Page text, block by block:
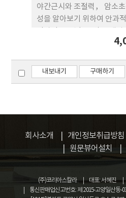
통해 대학생들의 안경착용에
보다 좌우가 작고, 광학중심
다는 것을 알 수 있었다. 현
가 긴 안경의 추세를 볼 때
한 관점에서 안경사는 어떠
어야 소비자의 만족도를 높
야간근시와 조절력， 암소
성을 알아보기 위하여 안과
Mesotest II b를 이용한 야
명과 암살에서 동공크기 및
소초점을 측정하였다. 조절
0.336, p = 0.029) 암소초점
증가하였다 (r = 0.820,
측정한 대비감도 및 눈부심
수록 증가 (CS : r = -0.343,
-0.445, p = 0.003) 하 였으
감소 (CS : r = -0.408, p =
0.0004) 하는 것으로 나타났
내보내기 구매하기
회사소개 개인정보취급방침
원문뷰어설치
(주)코리아스칼라 대표: 서혜진
통신판매업신고번호: 제 2015-고양일산동-